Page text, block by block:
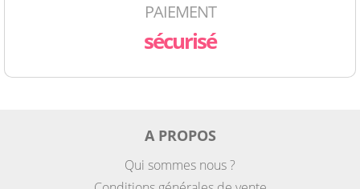
PAIEMENT
sécurisé
A PROPOS
Qui sommes nous ?